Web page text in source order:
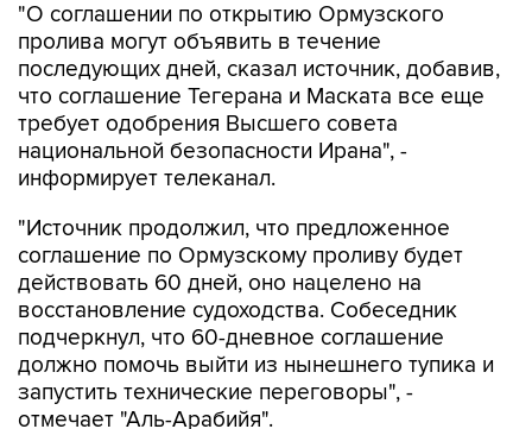
"О соглашении по открытию Ормузского
пролива могут объявить в течение
последующих дней, сказал источник, добавив,
что соглашение Тегерана и Маската все еще
требует одобрения Высшего совета
национальной безопасности Ирана", -
информирует телеканал.
"Источник продолжил, что предложенное
соглашение по Ормузскому проливу будет
действовать 60 дней, оно нацелено на
восстановление судоходства. Собеседник
подчеркнул, что 60-дневное соглашение
должно помочь выйти из нынешнего тупика и
запустить технические переговоры", -
отмечает "Аль-Арабийя".